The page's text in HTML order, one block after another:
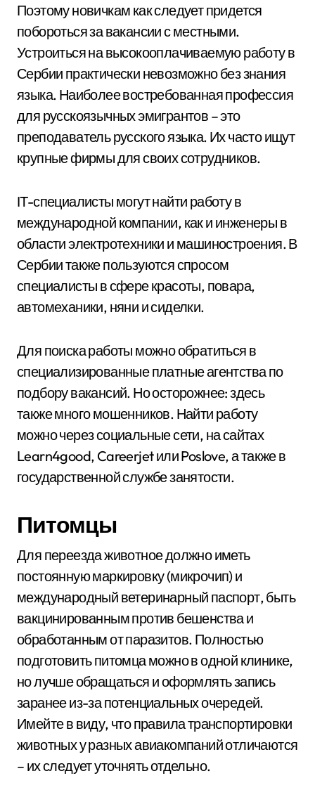
Поэтому новичкам как следует придется
побороться за вакансии с местными.
Устроиться на высокооплачиваемую работу в
Сербии практически невозможно без знания
языка. Наиболее востребованная профессия
для русскоязычных эмигрантов – это
преподаватель русского языка. Их часто ищут
крупные фирмы для своих сотрудников.
IT-специалисты могут найти работу в
международной компании, как и инженеры в
области электротехники и машиностроения. В
Сербии также пользуются спросом
специалисты в сфере красоты, повара,
автомеханики, няни и сиделки.
Для поиска работы можно обратиться в
специализированные платные агентства по
подбору вакансий. Но осторожнее: здесь
также много мошенников. Найти работу
можно через социальные сети, на сайтах
Learn4good, Careerjet или Poslove, а также в
государственной службе занятости.
Питомцы
Для переезда животное должно иметь
постоянную маркировку (микрочип) и
международный ветеринарный паспорт, быть
вакцинированным против бешенства и
обработанным от паразитов. Полностью
подготовить питомца можно в одной клинике,
но лучше обращаться и оформлять запись
заранее из-за потенциальных очередей.
Имейте в виду, что правила транспортировки
животных у разных авиакомпаний отличаются
– их следует уточнять отдельно.